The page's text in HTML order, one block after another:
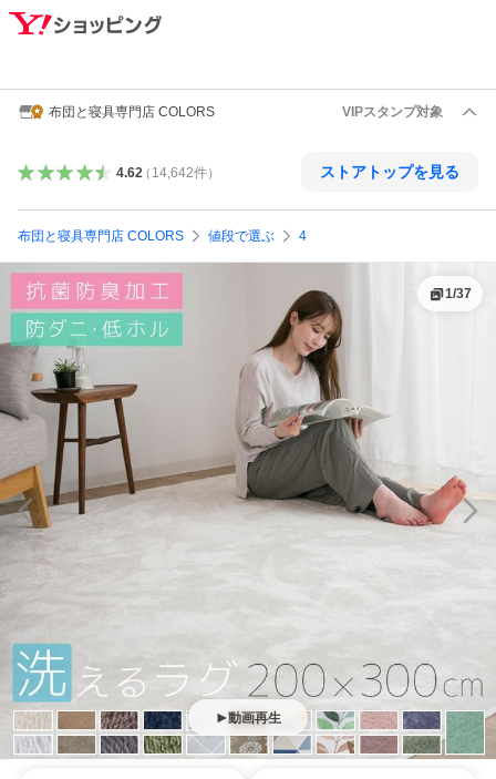
布団と寝具専門店 COLORS VIPスタンプ対象
4.62（ 14,642件） ストアトップを見る
布団と寝具専門店 COLORS 値段で選ぶ 4
動画再生
1/37